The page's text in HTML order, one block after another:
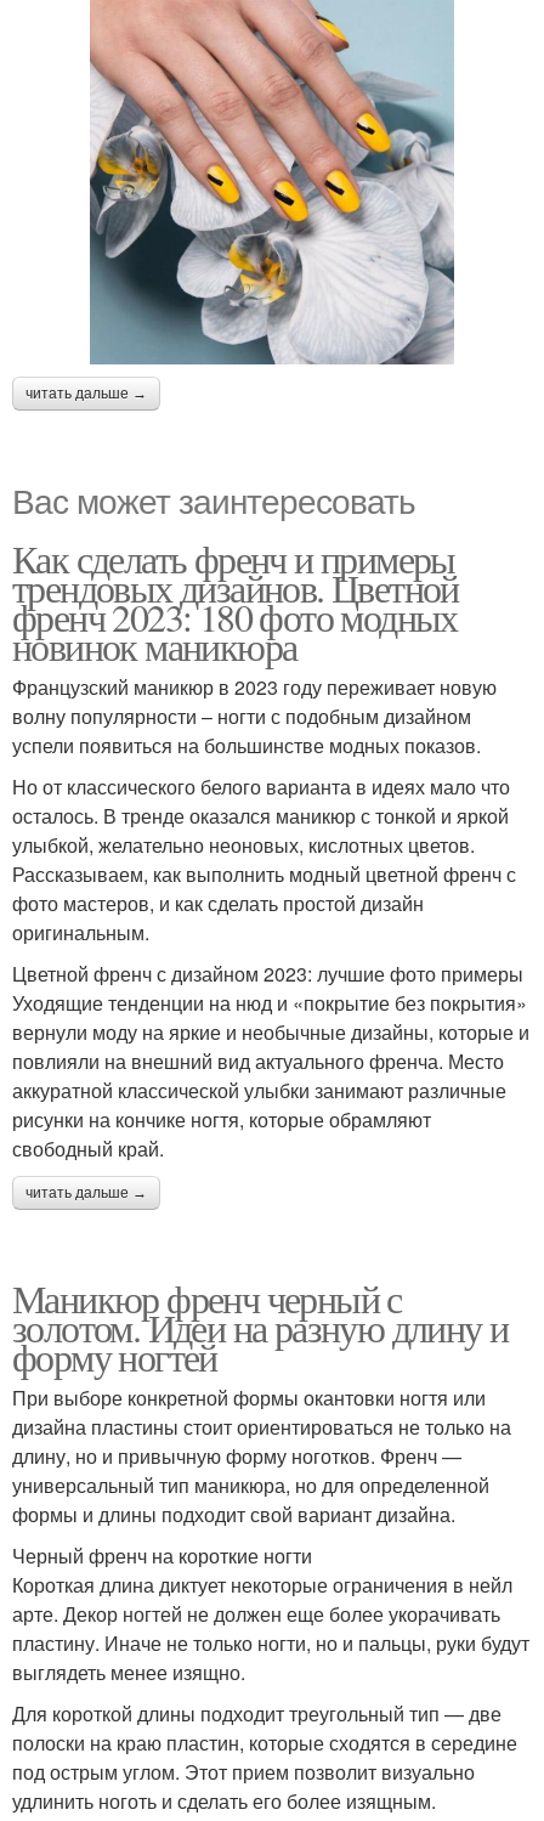
читать дальше →
Вас может заинтересовать
Как сделать френч и примеры
трендовых дизайнов. Цветной
френч 2023: 180 фото модных
новинок маникюра
Французский маникюр в 2023 году переживает новую
волну популярности – ногти с подобным дизайном
успели появиться на большинстве модных показов.
Но от классического белого варианта в идеях мало что
осталось. В тренде оказался маникюр с тонкой и яркой
улыбкой, желательно неоновых, кислотных цветов.
Рассказываем, как выполнить модный цветной френч с
фото мастеров, и как сделать простой дизайн
оригинальным.
Цветной френч с дизайном 2023: лучшие фото примеры
Уходящие тенденции на нюд и «покрытие без покрытия»
вернули моду на яркие и необычные дизайны, которые и
повлияли на внешний вид актуального френча. Место
аккуратной классической улыбки занимают различные
рисунки на кончике ногтя, которые обрамляют
свободный край.
читать дальше →
Маникюр френч черный с
золотом. Идеи на разную длину и
форму ногтей
При выборе конкретной формы окантовки ногтя или
дизайна пластины стоит ориентироваться не только на
длину, но и привычную форму ноготков. Френч —
универсальный тип маникюра, но для определенной
формы и длины подходит свой вариант дизайна.
Черный френч на короткие ногти
Короткая длина диктует некоторые ограничения в нейл
арте. Декор ногтей не должен еще более укорачивать
пластину. Иначе не только ногти, но и пальцы, руки будут
выглядеть менее изящно.
Для короткой длины подходит треугольный тип — две
полоски на краю пластин, которые сходятся в середине
под острым углом. Этот прием позволит визуально
удлинить ноготь и сделать его более изящным.